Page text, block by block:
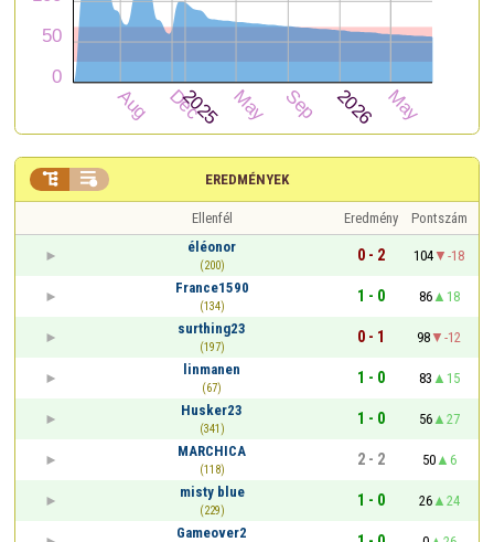
EREDMÉNYEK
 
Ellenfél Eredmény
Pontszám
éléonor
(200)
0 - 2 104
-18
France1590
(134)
1 - 0 86
18
surthing23
(197)
0 - 1 98
-12
linmanen
(67)
1 - 0 83
15
Husker23
(341)
1 - 0 56
27
MARCHICA
(118)
2 - 2 50
6
misty blue
(229)
1 - 0 26
24
Gameover2